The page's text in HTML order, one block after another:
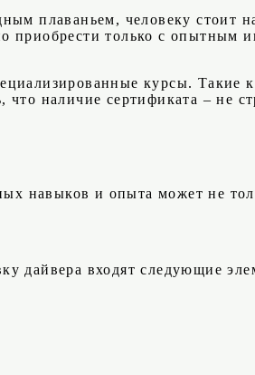
плаваньем, человеку стоит
только с опытным
курсы. Такие
наличие сертификата – не
навыков и опыта может не
дайвера входят следующие